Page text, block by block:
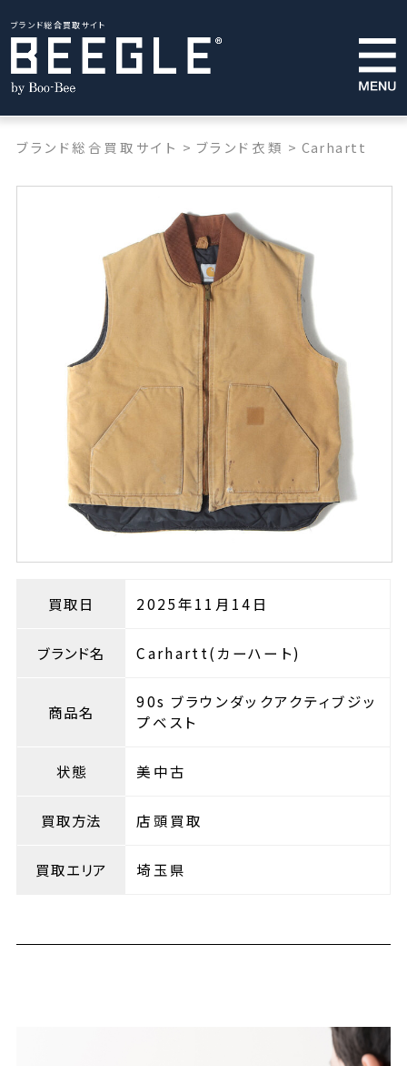
ブランド総合買取サイト
ブランド総合買取サイト > ブランド衣類 > Carhartt
買取日 2025年11月14日
ブランド名 Carhartt(カーハート)
商品名
90s ブラウンダックアクティブジッ
プベスト
状態 美中古
買取方法 店頭買取
買取エリア 埼玉県